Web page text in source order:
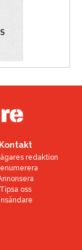
Kontakt
redaktion
Tipsa oss
Insändare